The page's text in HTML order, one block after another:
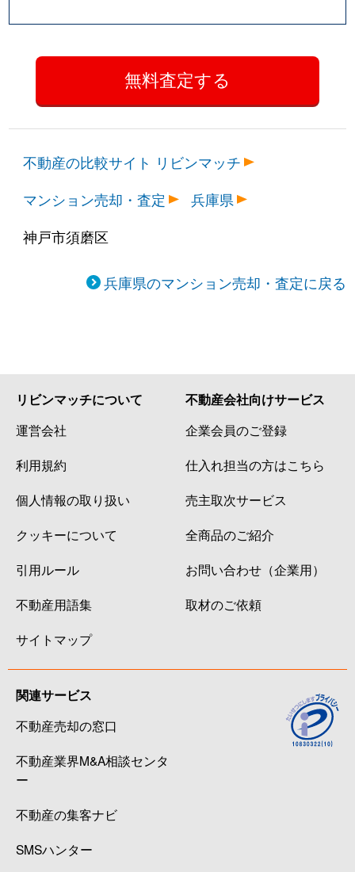
不動産の比較サイト リビンマッチ
マンション売却・査定
兵庫県
神戸市須磨区
兵庫県のマンション売却・査定に戻る
リビンマッチについて
運営会社
利用規約
個人情報の取り扱い
クッキーについて
引用ルール
不動産用語集
サイトマップ
不動産会社向けサービス
企業会員のご登録
仕入れ担当の方はこちら
売主取次サービス
全商品のご紹介
お問い合わせ（企業用）
取材のご依頼
関連サービス
不動産売却の窓口
不動産業界M&A相談センタ
ー
不動産の集客ナビ
SMSハンター